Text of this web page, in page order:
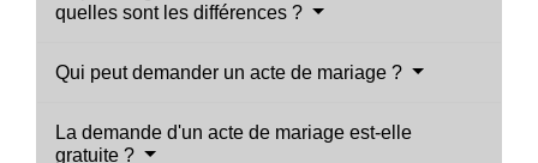
quelles sont les différences ?
Qui peut demander un acte de mariage ?
La demande d'un acte de mariage est-elle
gratuite ?